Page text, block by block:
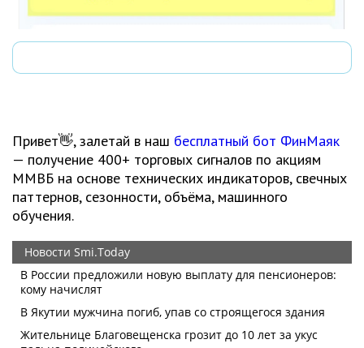
Привет👋, залетай в наш бесплатный бот ФинМаяк
— получение 400+ торговых сигналов по акциям
ММВБ на основе технических индикаторов, свечных
паттернов, сезонности, объёма, машинного
обучения.